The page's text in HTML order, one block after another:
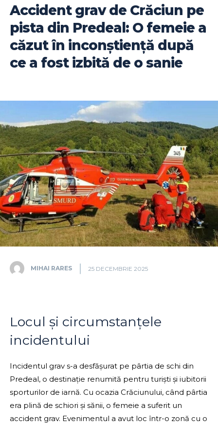
Accident grav de Crăciun pe
pista din Predeal: O femeie a
căzut în inconștiență după
ce a fost izbită de o sanie
MIHAI RARES 25 DECEMBRIE 2025
Locul și circumstanțele
incidentului
Incidentul grav s-a desfășurat pe pârtia de schi din
Predeal, o destinație renumită pentru turiști și iubitorii
sporturilor de iarnă. Cu ocazia Crăciunului, când pârtia
era plină de schiori și sănii, o femeie a suferit un
accident grav. Evenimentul a avut loc într-o zonă cu o